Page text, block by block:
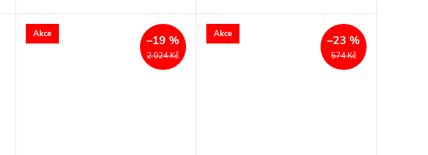
Akce
2 024 Kč
–19 % Akce
574 Kč
–23 %